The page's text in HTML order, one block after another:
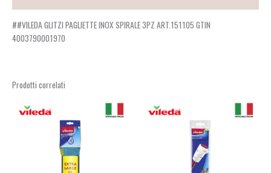
##VILEDA GLITZI PAGLIETTE INOX SPIRALE 3PZ ART.151105 GTIN
4003790001970
Prodotti correlati